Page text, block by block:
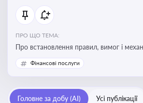
ПРО ЩО ТЕМА:
Про встановлення правил, вимог і
контролю за використанням, обігом та
оподаткуванням віртуальних активів,
Фінансові послуги
Головне за добу (AI) Усі публікації